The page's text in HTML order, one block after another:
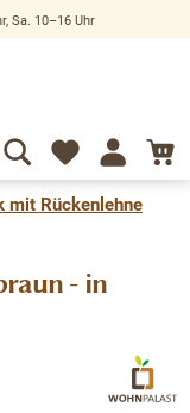
Sa. 10–16 Uhr
mit Rückenlehne
- in